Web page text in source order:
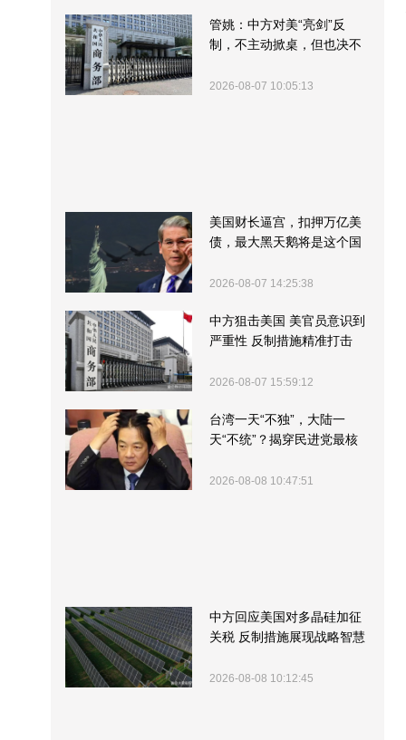
管姚：中方对美“亮剑”反
制，不主动掀桌，但也决不
2026-08-07 10:05:13
美国财长逼宫，扣押万亿美
债，最大黑天鹅将是这个国
2026-08-07 14:25:38
中方狙击美国 美官员意识到
严重性 反制措施精准打击
2026-08-07 15:59:12
台湾一天“不独”，大陆一
天“不统”？揭穿民进党最核
2026-08-08 10:47:51
中方回应美国对多晶硅加征
关税 反制措施展现战略智慧
2026-08-08 10:12:45